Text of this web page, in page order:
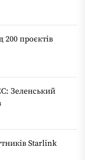
200 проєктів
Зеленський
Starlink